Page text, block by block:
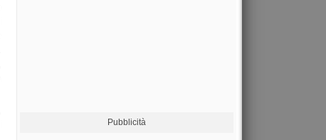
Pubblicità